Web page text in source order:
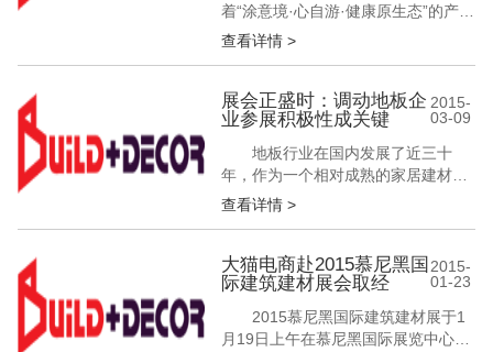
着“涂意境·心自游·健康原生态”的产品
理念，用严谨、经济、实效、符合市
对参展工作做了周密详实的策划，其
中包括展台现场布置、宣传、人员安
排等一系列细节问题。 凭借规模
超大、涉及面广、宣传力度大、一站
式等...
查看详情 >
展会正盛时：调动地板企
业参展积极性成关键
2015-
03-09
地板行业在国内发展了近三十
年，作为一个相对成熟的家居建材产
业，企业数量正逐年增多，行业内的
够通过展会了解其他企业的产品类
型，另一方面在招商工作上效果也更
为明显。但是，不得不说的是，展会
的作用到底几何，还需根据企业自身
查看详情 >
大猫电商赴2015慕尼黑国
际建筑建材展会取经
2015-
01-23
2015慕尼黑国际建筑建材展于1
月19日上午在慕尼黑国际展览中心开